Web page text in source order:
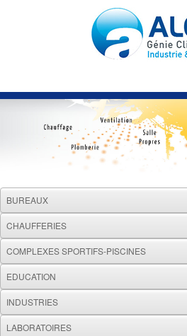
BUREAUX
CHAUFFERIES
COMPLEXES SPORTIFS-PISCINES
EDUCATION
INDUSTRIES
LABORATOIRES